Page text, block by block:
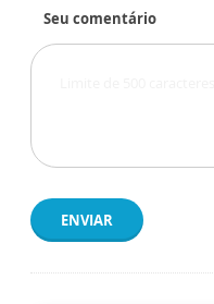
Seu comentário
ENVIAR